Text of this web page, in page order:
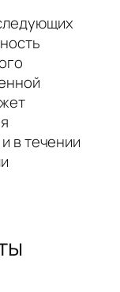
в течении